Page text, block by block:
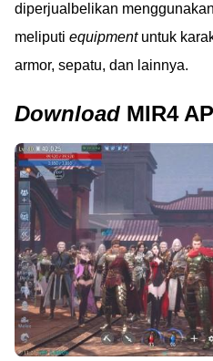
diperjualbelikan
meliputi equipmentuntuk
armor, sepatu, dan lainnya.
Download MIR4